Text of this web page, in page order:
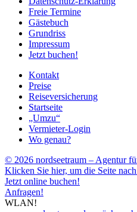
Freie Termine
Gästebuch
Grundriss
Impressum
Jetzt buchen!
Kontakt
Preise
Reiseversicherung
Startseite
„Umzu“
Vermieter-Login
Wo genau?
© 2026 nordseetraum – Agentur
Klicken Sie hier, um die Seite
Jetzt online buchen!
Anfragen!
WLAN!